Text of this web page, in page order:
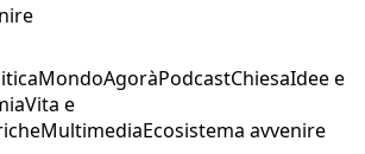
MondoAgoràPodcastChiesaIdee e
Vita e
MultimediaEcosistema avvenire